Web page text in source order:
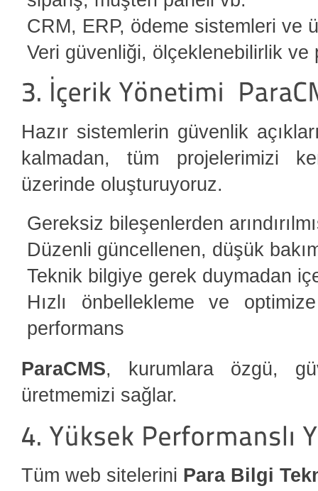
CRM, ERP, ödeme sistemleri ve
Veri güvenliği, ölçeklenebilirlik ve
Hazır sistemlerin güvenlik
kalmadan, tüm projelerimizi
üzerinde oluşturuyoruz.
Gereksiz bileşenlerden
Düzenli güncellenen, düşük
Teknik bilgiye gerek duymadan
Hızlı önbellekleme ve
performans
ParaCMS, kurumlara özgü,
üretmemizi sağlar.
Tüm web sitelerini Para Bilgi